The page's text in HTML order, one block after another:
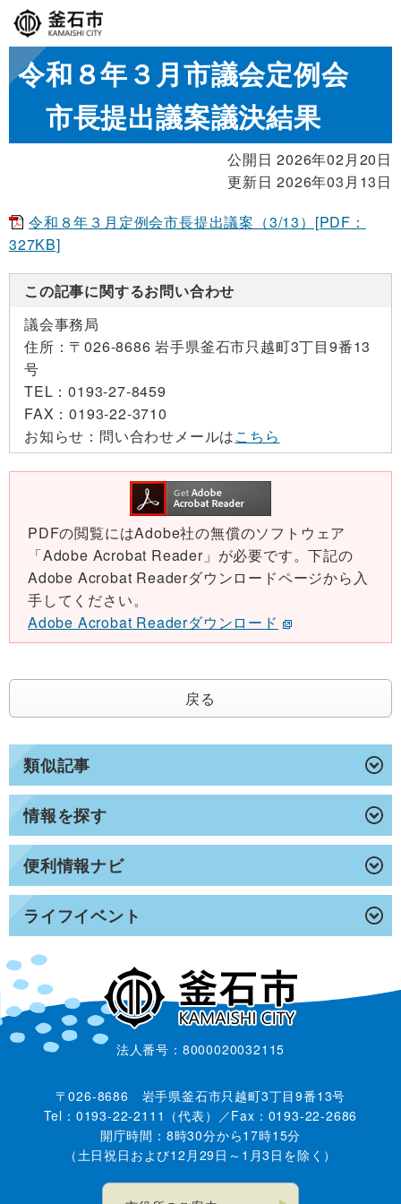
類似記事
情報を探す
便利情報ナビ
ライフイベント
令和８年３月市議会定例会
市長提出議案議決結果
公開日 2026年02月20日
更新日 2026年03月13日
令和８年３月定例会市長提出議案（3/13）[PDF：
327KB]
この記事に関するお問い合わせ
議会事務局
住所： 〒026-8686 岩手県釜石市只越町3丁目9番13
号
TEL：0193-27-8459
FAX：0193-22-3710
お知らせ： 問い合わせメールはこちら
PDFの閲覧にはAdobe社の無償のソフトウェア
「Adobe Acrobat Reader」が必要です。下記の
Adobe Acrobat Readerダウンロードページから入
手してください。
Adobe Acrobat Readerダウンロード
戻る
法人番号：8000020032115
〒026-8686 岩手県釜石市只越町3丁目9番13号
Tel：0193-22-2111（代表）／Fax：0193-22-2686
開庁時間：8時30分から17時15分
（土日祝日および12月29日～1月3日を除く）